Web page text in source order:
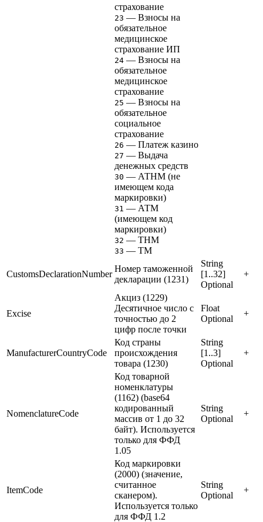
страхование
23 — Взносы на
обязательное
медицинское
страхование ИП
24 — Взносы на
обязательное
медицинское
страхование
25 — Взносы на
обязательное
социальное
страхование
26 — Платеж казино
27 — Выдача
денежных средств
30 — АТНМ (не
имеющем кода
маркировки)
31 — АТМ
(имеющем код
маркировки)
32 — ТНМ
33 — ТМ
CustomsDeclarationNumber
Номер таможенной
декларации (1231)
String
[1..32]
Optional
+
Excise
Акциз (1229)
Десятичное число с
точностью до 2
цифр после точки
Float
Optional
+
ManufacturerCountryCode
Код страны
происхождения
товара (1230)
String
[1..3]
Optional
+
NomenclatureCode
Код товарной
номенклатуры
(1162) (base64
кодированный
массив от 1 до 32
байт). Используется
только для ФФД
1.05
String
Optional
+
ItemCode
Код маркировки
(2000) (значение,
считанное
сканером).
Используется только
для ФФД 1.2
String
Optional
+